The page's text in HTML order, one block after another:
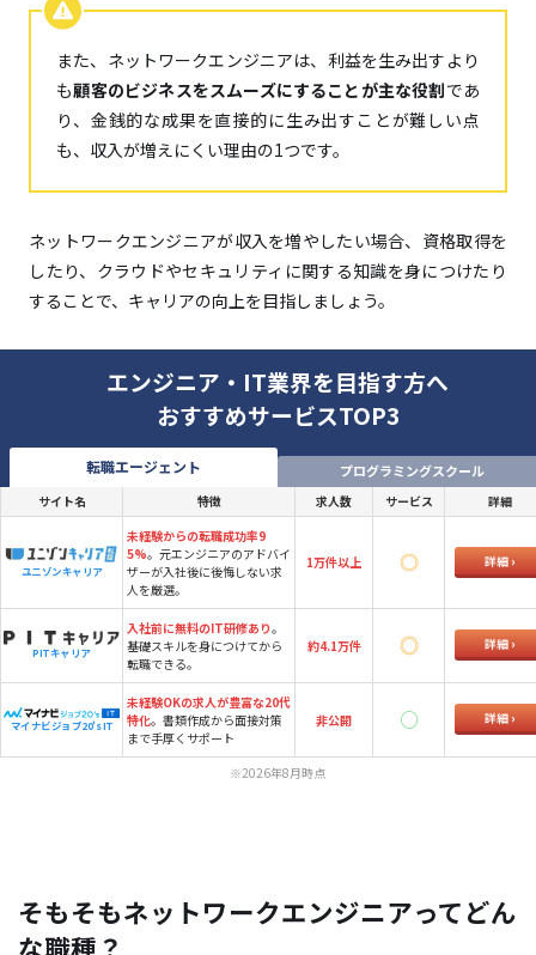
また、ネットワークエンジニアは、利益を生み出すより
も顧客のビジネスをスムーズにすることが主な役割であ
り、金銭的な成果を直接的に生み出すことが難しい点
も、収入が増えにくい理由の1つです。
ネットワークエンジニアが収入を増やしたい場合、資格取得を
したり、クラウドやセキュリティに関する知識を身につけたり
することで、キャリアの向上を目指しましょう。
エンジニア・IT業界を目指す方へ
おすすめサービスTOP3
転職エージェント プログラミングスクール
サイト名 特徴 求人数 サービス 詳細
ユニゾンキャリア
未経験からの転職成功率9
5%。元エンジニアのアドバイ
ザーが入社後に後悔しない求
人を厳選。
1万件以上 詳細
PITキャリア
入社前に無料のIT研修あり。
基礎スキルを身につけてから
転職できる。
約4.1万件 詳細
マイナビジョブ20's IT
未経験OKの求人が豊富な20代
特化。書類作成から面接対策
まで手厚くサポート
非公開 詳細
※2026年8月時点
そもそもネットワークエンジニアってどん
な職種？